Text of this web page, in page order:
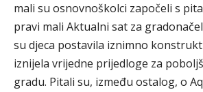
mali su osnovnoškolci započeli s
pravi mali Aktualni sat za
su djeca postavila iznimno
iznijela vrijedne prijedloge za
gradu. Pitali su, između ostalog, o